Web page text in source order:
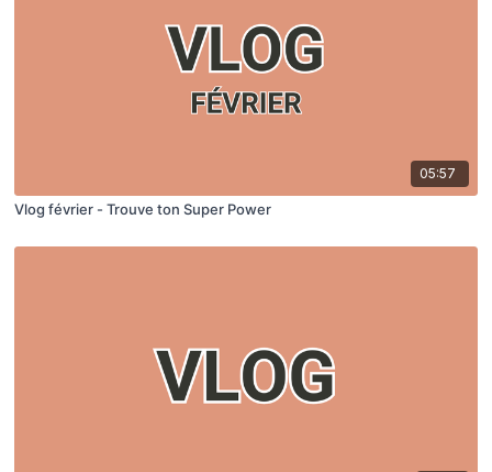
05:57
Vlog février - Trouve ton Super Power